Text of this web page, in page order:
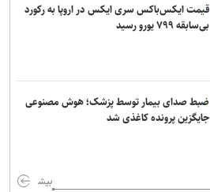
قیمت ایکس‌باکس سری ایکس در اروپا به رکورد
بی‌سابقه ۷۹۹ یورو رسید
ضبط صدای بیمار توسط پزشک؛ هوش مصنوعی
جایگزین پرونده کاغذی شد
بیش